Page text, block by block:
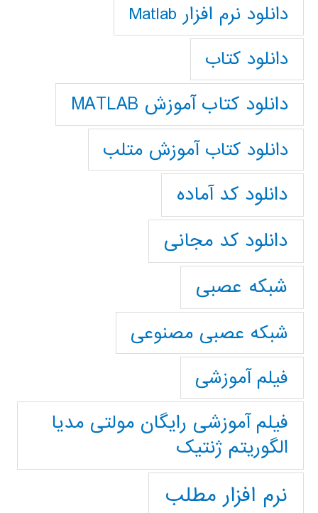
دانلود نرم افزار Matlab
دانلود کتاب
دانلود کتاب آموزش MATLAB
دانلود کتاب آموزش متلب
دانلود کد آماده
دانلود کد مجانی
شبکه عصبی
شبکه عصبی مصنوعی
فیلم آموزشی
فیلم آموزشی رایگان مولتی مدیا
الگوریتم ژنتیک
نرم افزار مطلب